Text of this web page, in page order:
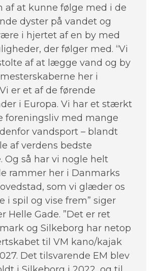
af at kunne følge med i de
dyster på vandet og
i hjertet af en by med
der følger med. “Vi
af at lægge vand og by
her i
er et af de førende
i Europa. Vi har et stærkt
foreningsliv med mange
vandsport – blandt
af verdens bedste
Og så har vi nogle helt
rammer her i Danmarks
som vi glæder os
i spil og vise frem” siger
Helle Gade. ”Det er ret
og Silkeborg har netop
til VM kano/kajak
Det tilsvarende EM blev